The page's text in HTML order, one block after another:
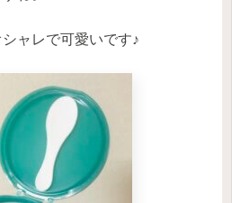
ャレで可愛いです♪